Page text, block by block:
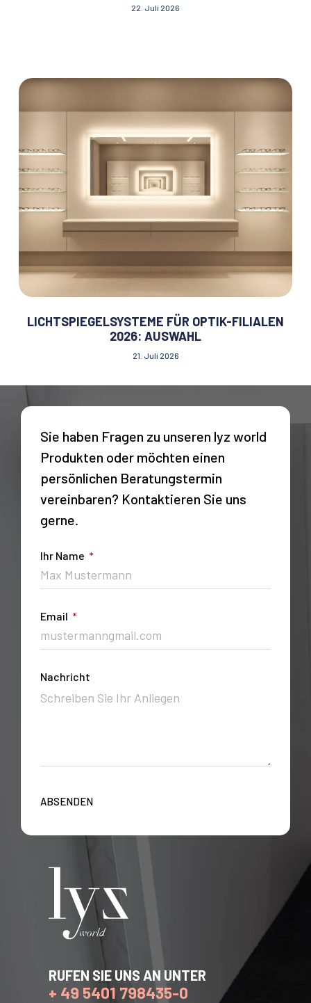
22. Juli 2026
LICHTSPIEGELSYSTEME FÜR OPTIK-FILIALEN
2026: AUSWAHL
21. Juli 2026
Sie haben Fragen zu unseren lyz world
Produkten oder möchten einen
persönlichen Beratungstermin
vereinbaren? Kontaktieren Sie uns
gerne.
Ihr Name
Email
Nachricht
ABSENDEN
RUFEN SIE UNS AN UNTER
+ 49 5401 798435-0